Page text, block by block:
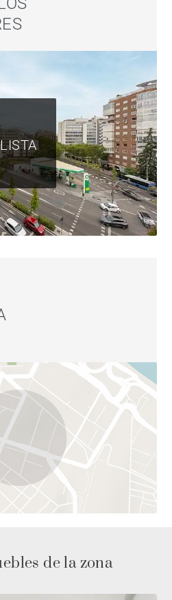
Avenida de América: metro
interurbanos, acceso
a veinte minutos.
calidad de vida sin
que valoran llegar
inversores que saben que
valor.
LISTA
de la zona